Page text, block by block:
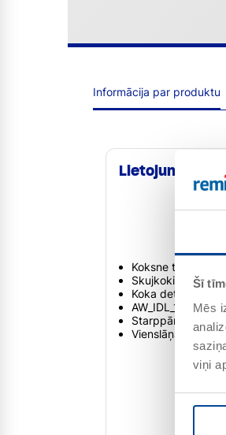
Šī
Mēs
viņi
Informācija par produktu
Lietojuma
Koksne telpās un
Skujkoki un lapu
Koka detaļas, kas
AW_IDL_120
Starppārklājums
Vienslāņa un